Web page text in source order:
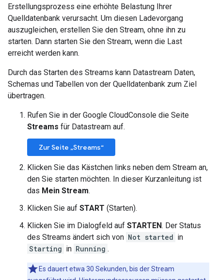
Erstellungsprozess eine erhöhte Belastung Ihrer
Quelldatenbank verursacht. Um diesen Ladevorgang
auszugleichen, erstellen Sie den Stream, ohne ihn zu
starten. Dann starten Sie den Stream, wenn die Last
erreicht werden kann.
Durch das Starten des Streams kann Datastream Daten,
Schemas und Tabellen von der Quelldatenbank zum Ziel
übertragen.
Rufen Sie in der Google CloudConsole die Seite
Streams für Datastream auf.
Zur Seite „Streams“
Klicken Sie das Kästchen links neben dem Stream an,
den Sie starten möchten. In dieser Kurzanleitung ist
das Mein Stream.
Klicken Sie auf START (Starten).
Klicken Sie im Dialogfeld auf STARTEN. Der Status
des Streams ändert sich von Not started in
Starting in Running .
Es dauert etwa 30 Sekunden, bis der Stream